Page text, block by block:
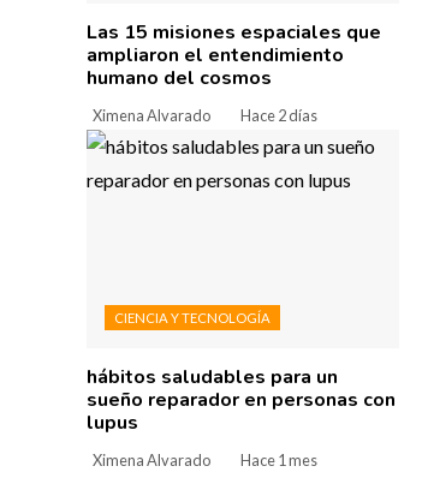
Las 15 misiones espaciales que
ampliaron el entendimiento
humano del cosmos
Ximena Alvarado Hace 2 días
CIENCIA Y TECNOLOGÍA
hábitos saludables para un
sueño reparador en personas con
lupus
Ximena Alvarado Hace 1 mes